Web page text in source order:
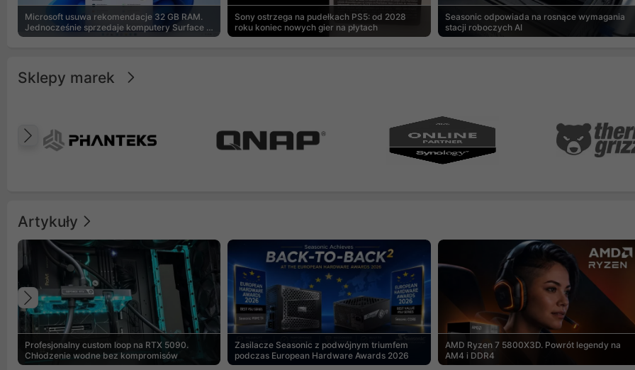
Microsoft usuwa rekomendacje 32 GB RAM.
Jednocześnie sprzedaje komputery Surface z
8 GB
Sony ostrzega na pudełkach PS5: od 2028
roku koniec nowych gier na płytach
Seasonic odpowiada na rosnące wymagania
stacji roboczych AI
Sklepy marek
Poprzedni
Artykuły
Profesjonalny custom loop na RTX 5090.
Chłodzenie wodne bez kompromisów
Zasilacze Seasonic z podwójnym triumfem
podczas European Hardware Awards 2026
AMD Ryzen 7 5800X3D. Powrót legendy na
AM4 i DDR4
Poprzedni